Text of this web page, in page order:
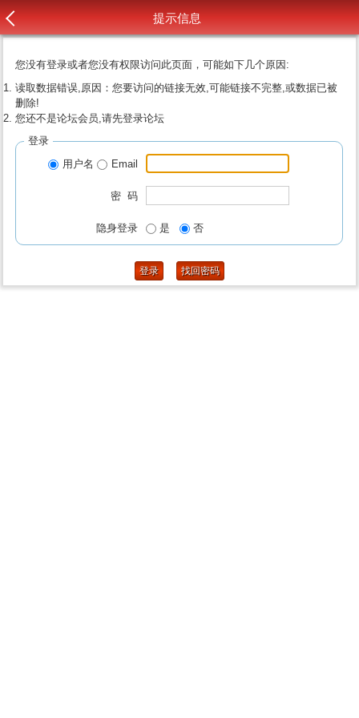
提示信息
您没有登录或者您没有权限访问此页面，可能如下几个原因:
读取数据错误,原因：您要访问的链接无效,可能链接不完整,或数据已被
删除!
您还不是论坛会员,请先登录论坛
登录
用户名
Email
密 码
隐身登录 是 否